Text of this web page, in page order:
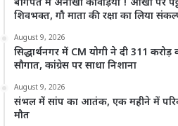
बागपत में अनोखा कांवड़िया ! आंखों पर
शिवभक्त, गौ माता की रक्षा का लिया
August 9, 2026
सिद्धार्थनगर में CM योगी ने दी 311
सौगात, कांग्रेस पर साधा निशाना
August 9, 2026
संभल में सांप का आतंक, एक महीने में
मौत